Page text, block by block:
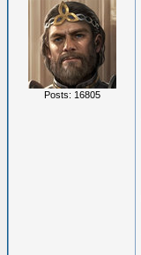
Posts: 16805